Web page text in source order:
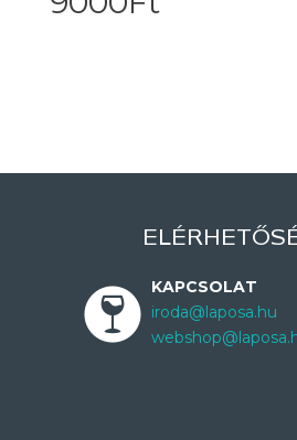
KAPCSOLAT
iroda@laposa.hu